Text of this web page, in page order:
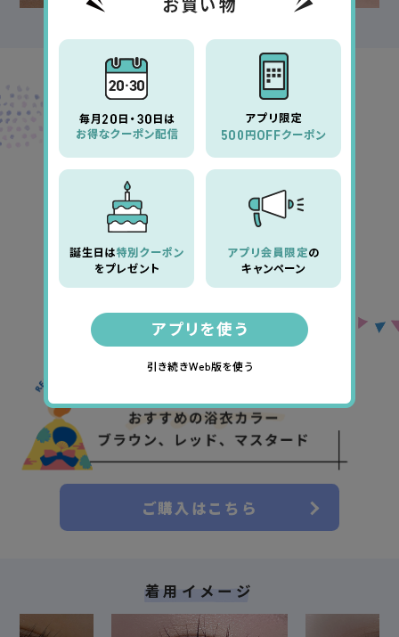
キエトワンデーカラー
ラスターアイズ
「しっかり盛れるベージュ系カラコン」
浴衣とカラコンでイメチェン！
落ち着いた色合いの浴衣や
大きい柄、レトロ柄と合わせても◎
イエベさんにおすすめ!
ご購入はこちら
着用イメージ